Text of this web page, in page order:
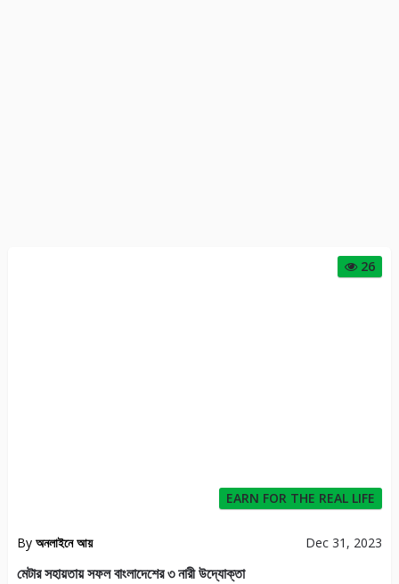
26
EARN FOR THE REAL LIFE
By অনলাইনে আয় Dec 31, 2023
মেটার সহায়তায় সফল বাংলাদেশের ৩ নারী উদ্যোক্তা